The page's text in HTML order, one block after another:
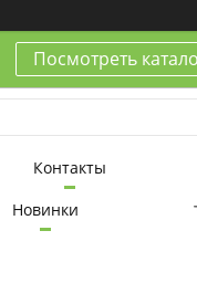
Посмотреть
Контакты
Новинки